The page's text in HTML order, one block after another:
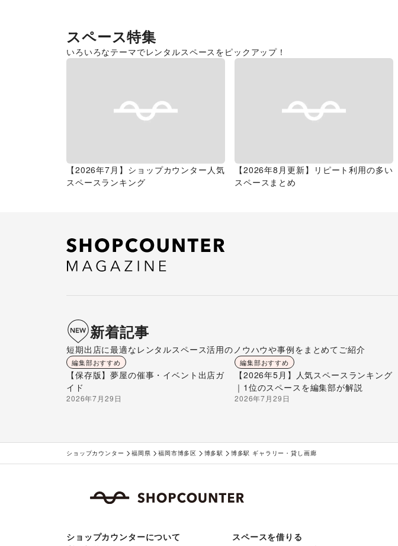
スペース特集
いろいろなテーマでレンタルスペースをピックアップ！
【2026年7月】ショップカウンター人気
スペースランキング
【2026年8月更新】リピート利用の多い
スペースまとめ
新着記事
短期出店に最適なレンタルスペース活用のノウハウや事例をまとめてご紹介
編集部おすすめ
【保存版】夢屋の催事・イベント出店ガ
イド
2026年7月29日
編集部おすすめ
【2026年5月】人気スペースランキング
｜1位のスペースを編集部が解説
2026年7月29日
ショップカウンター 福岡県 福岡市博多区 博多駅 博多駅 ギャラリー・貸し画廊
ショップカウンターについて
スペースを借りる